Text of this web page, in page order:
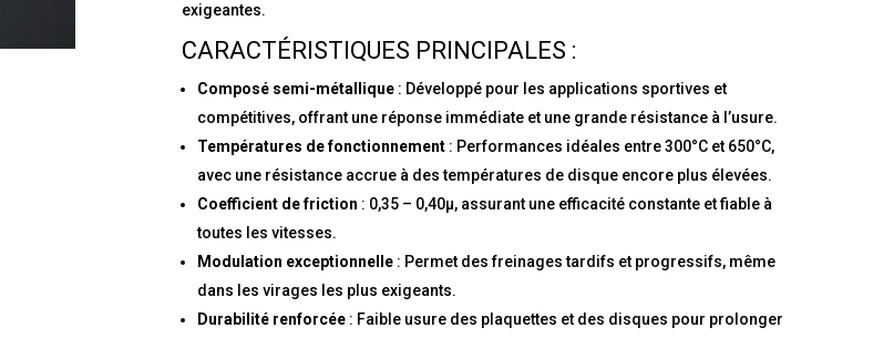
exigeantes.
CARACTÉRISTIQUES PRINCIPALES :
Composé semi-métallique : Développé pour les applications sportives et
compétitives, offrant une réponse immédiate et une grande résistance à l’usure.
Températures de fonctionnement : Performances idéales entre 300°C et 650°C,
avec une résistance accrue à des températures de disque encore plus élevées.
Coefficient de friction : 0,35 – 0,40μ, assurant une efficacité constante et fiable à
toutes les vitesses.
Modulation exceptionnelle : Permet des freinages tardifs et progressifs, même
dans les virages les plus exigeants.
Durabilité renforcée : Faible usure des plaquettes et des disques pour prolonger